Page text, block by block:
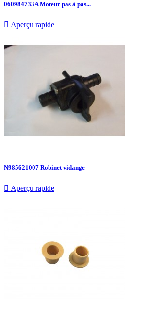
060984733A Moteur pas à pas...
 Aperçu rapide
N985621007 Robinet vidange
 Aperçu rapide